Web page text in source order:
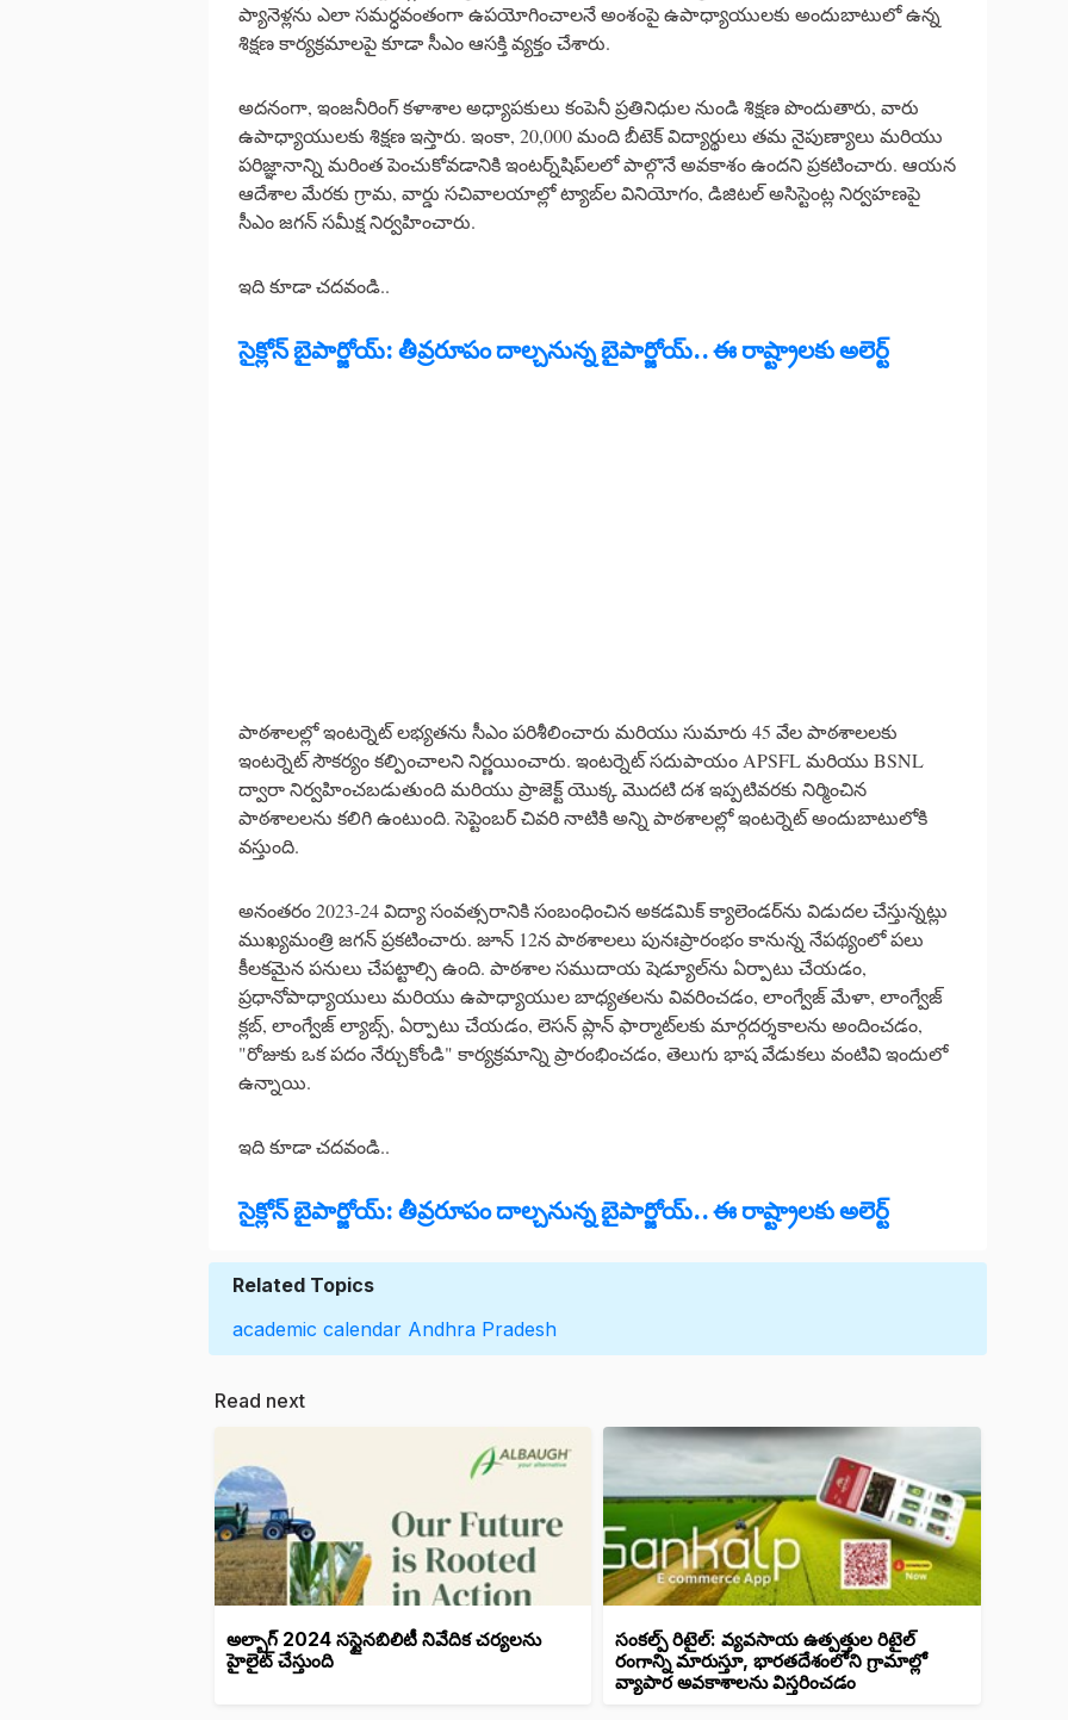
ప్యానెళ్లను ఎలా సమర్ధవంతంగా ఉపయోగించాలనే అంశంపై ఉపాధ్యాయులకు అందుబాటులో ఉన్న
శిక్షణ కార్యక్రమాలపై కూడా సీఎం ఆసక్తి వ్యక్తం చేశారు.
అదనంగా, ఇంజనీరింగ్ కళాశాల అధ్యాపకులు కంపెనీ ప్రతినిధుల నుండి శిక్షణ పొందుతారు, వారు
ఉపాధ్యాయులకు శిక్షణ ఇస్తారు. ఇంకా, 20,000 మంది బీటెక్ విద్యార్థులు తమ నైపుణ్యాలు మరియు
పరిజ్ఞానాన్ని మరింత పెంచుకోవడానికి ఇంటర్న్‌షిప్‌లలో పాల్గొనే అవకాశం ఉందని ప్రకటించారు. ఆయన
ఆదేశాల మేరకు గ్రామ, వార్డు సచివాలయాల్లో ట్యాబ్‌ల వినియోగం, డిజిటల్‌ అసిస్టెంట్ల నిర్వహణపై
సీఎం జగన్‌ సమీక్ష నిర్వహించారు.
ఇది కూడా చదవండి..
సైక్లోన్ బైపార్జోయ్: తీవ్రరూపం దాల్చనున్న బైపార్జోయ్.. ఈ రాష్ట్రాలకు అలెర్ట్
పాఠశాలల్లో ఇంటర్నెట్ లభ్యతను సీఎం పరిశీలించారు మరియు సుమారు 45 వేల పాఠశాలలకు
ఇంటర్నెట్ సౌకర్యం కల్పించాలని నిర్ణయించారు. ఇంటర్నెట్ సదుపాయం APSFL మరియు BSNL
ద్వారా నిర్వహించబడుతుంది మరియు ప్రాజెక్ట్ యొక్క మొదటి దశ ఇప్పటివరకు నిర్మించిన
పాఠశాలలను కలిగి ఉంటుంది. సెప్టెంబర్ చివరి నాటికి అన్ని పాఠశాలల్లో ఇంటర్నెట్ అందుబాటులోకి
వస్తుంది.
అనంతరం 2023-24 విద్యా సంవత్సరానికి సంబంధించిన అకడమిక్ క్యాలెండర్‌ను విడుదల చేస్తున్నట్లు
ముఖ్యమంత్రి జగన్ ప్రకటించారు. జూన్ 12న పాఠశాలలు పునఃప్రారంభం కానున్న నేపథ్యంలో పలు
కీలకమైన పనులు చేపట్టాల్సి ఉంది. పాఠశాల సముదాయ షెడ్యూల్‌ను ఏర్పాటు చేయడం,
ప్రధానోపాధ్యాయులు మరియు ఉపాధ్యాయుల బాధ్యతలను వివరించడం, లాంగ్వేజ్‌ మేళా, లాంగ్వేజ్‌
క్లబ్, లాంగ్వేజ్‌ ల్యాబ్స్‌, ఏర్పాటు చేయడం, లెసన్ ప్లాన్ ఫార్మాట్‌లకు మార్గదర్శకాలను అందించడం,
"రోజుకు ఒక పదం నేర్చుకోండి" కార్యక్రమాన్ని ప్రారంభించడం, తెలుగు భాష వేడుకలు వంటివి ఇందులో
ఉన్నాయి.
ఇది కూడా చదవండి..
సైక్లోన్ బైపార్జోయ్: తీవ్రరూపం దాల్చనున్న బైపార్జోయ్.. ఈ రాష్ట్రాలకు అలెర్ట్
Related Topics
academic calendar Andhra Pradesh
Read next
అల్బాగ్ 2024 సస్టైనబిలిటీ నివేదిక చర్యలను
హైలైట్ చేస్తుంది
సంకల్ప్ రిటైల్: వ్యవసాయ ఉత్పత్తుల రిటైల్
రంగాన్ని మారుస్తూ, భారతదేశంలోని గ్రామాల్లో
వ్యాపార అవకాశాలను విస్తరించడం